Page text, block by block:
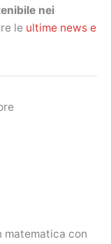
nei
le ultime news e
matematica con